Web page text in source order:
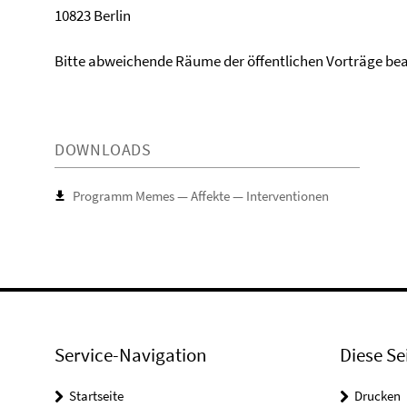
10823 Berlin
Bitte abweichende Räume der öffentlichen Vorträge
DOWNLOADS
Programm Memes — Affekte — Interventionen
Service-Navigation
Startseite
Diese
Drucken